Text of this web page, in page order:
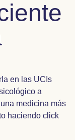
en las UCIs
a
medicina más
haciendo click